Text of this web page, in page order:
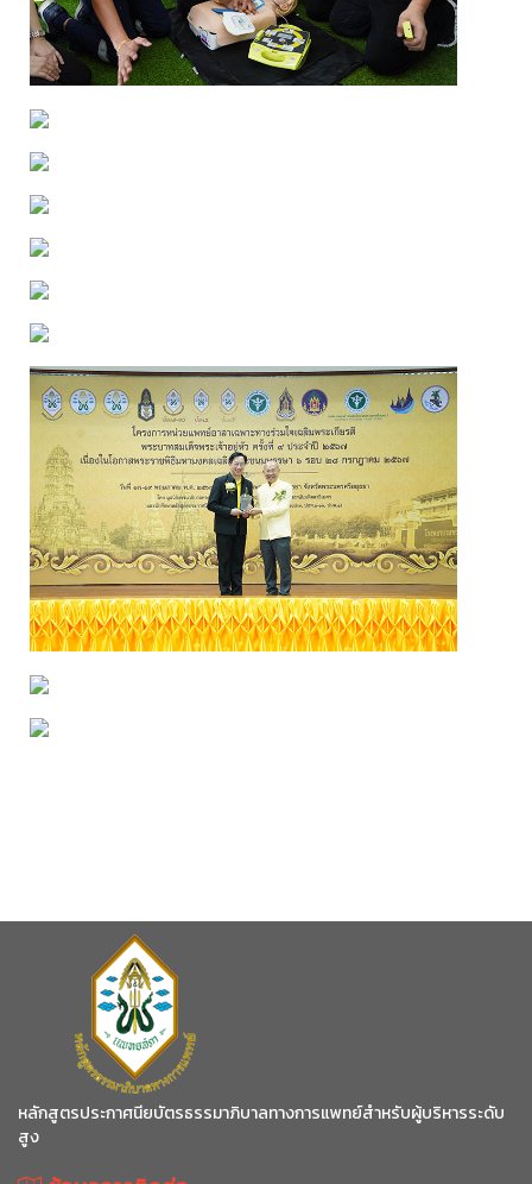
หลักสูตรประกาศนียบัตรธรรมาภิบาลทางการแพทย์สำหรับผู้บริหารระดับ
สูง